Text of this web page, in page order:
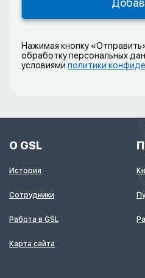
Нажимая кнопку
обработку персональных
условиями политики
О GSL
История
Сотрудники
Работа в GSL
Карта сайта